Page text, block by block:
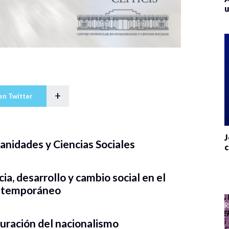
Twitter +
y Ciencias Sociales
desarrollo y cambio social en el
del nacionalismo